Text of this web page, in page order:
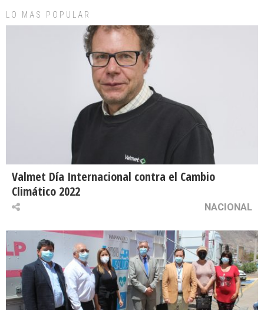
LO MAS POPULAR
Valmet Día Internacional contra el Cambio
Climático 2022
NACIONAL